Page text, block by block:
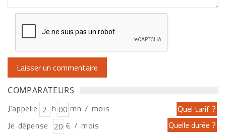
COMPARATEURS
J'appelle h
mn / mois
Je dépense
€ / mois